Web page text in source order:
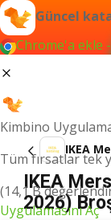
Güncel
Chrome'a ekle
Kimbino
Tüm fırsatlar tek
(14,1 B
Uygulamasını Aç
IKEA
IKEA
2026)